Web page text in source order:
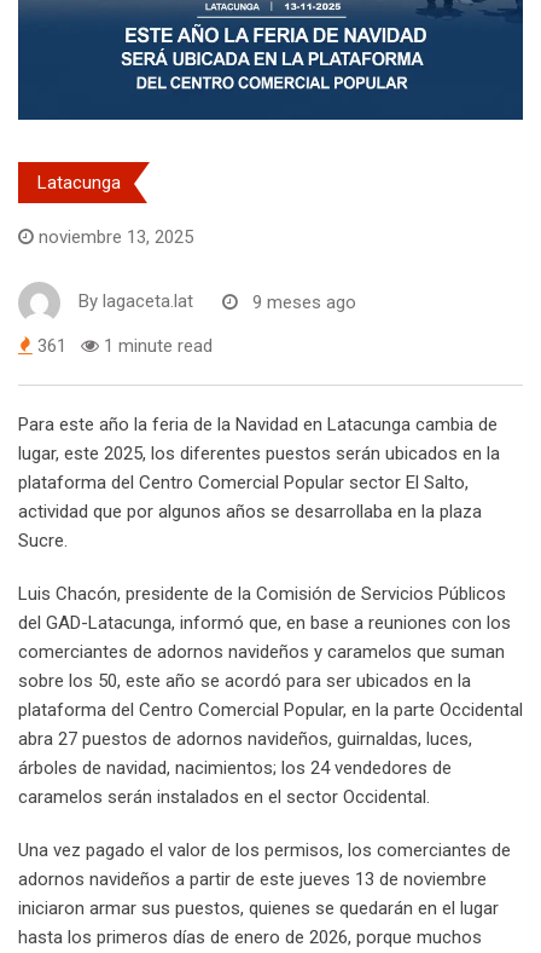
Latacunga
noviembre 13, 2025
By lagaceta.lat 9 meses ago
361 1 minute read
Para este año la feria de la Navidad en Latacunga cambia de
lugar, este 2025, los diferentes puestos serán ubicados en la
plataforma del Centro Comercial Popular sector El Salto,
actividad que por algunos años se desarrollaba en la plaza
Sucre.
Luis Chacón, presidente de la Comisión de Servicios Públicos
del GAD-Latacunga, informó que, en base a reuniones con los
comerciantes de adornos navideños y caramelos que suman
sobre los 50, este año se acordó para ser ubicados en la
plataforma del Centro Comercial Popular, en la parte Occidental
abra 27 puestos de adornos navideños, guirnaldas, luces,
árboles de navidad, nacimientos; los 24 vendedores de
caramelos serán instalados en el sector Occidental.
Una vez pagado el valor de los permisos, los comerciantes de
adornos navideños a partir de este jueves 13 de noviembre
iniciaron armar sus puestos, quienes se quedarán en el lugar
hasta los primeros días de enero de 2026, porque muchos